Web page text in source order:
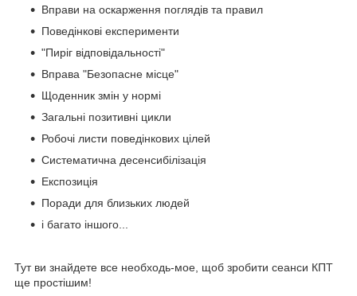
Вправи на оскарження поглядів та правил
Поведінкові експерименти
"Пиріг відповідальності"
Вправа "Безопасне місце"
Щоденник змін у нормі
Загальні позитивні цикли
Робочі листи поведінкових цілей
Систематична десенсибілізація
Експозиція
Поради для близьких людей
і багато іншого...
Тут ви знайдете все необходь-мое, щоб зробити сеанси КПТ
ще простішим!